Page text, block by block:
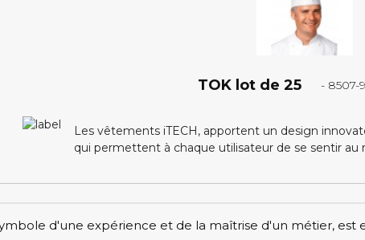
TOK lot de 25 - 8507-
Les vêtements iTECH, apportent un design
qui permettent à chaque utilisateur de se sentir au
d'une expérience et de la maîtrise d'un métier,